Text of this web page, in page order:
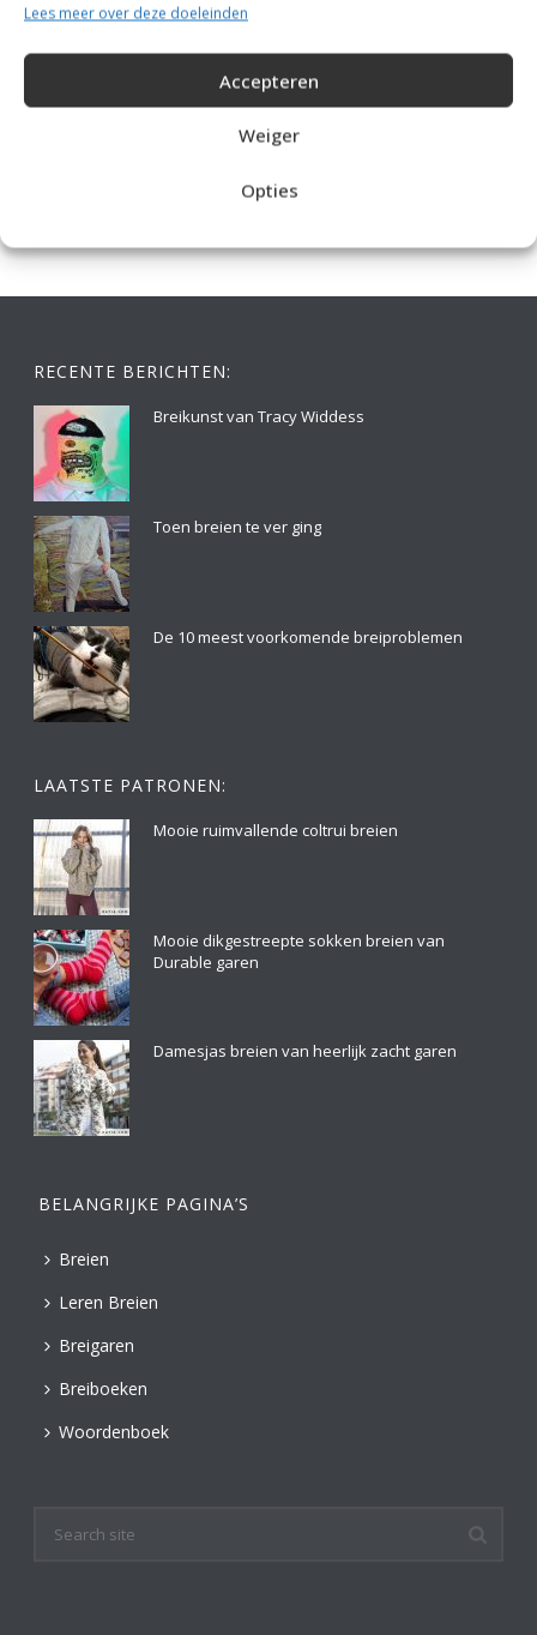
Lees meer over deze doeleinden
Accepteren
Weiger
Opties
RECENTE BERICHTEN:
Breikunst van Tracy Widdess
Toen breien te ver ging
De 10 meest voorkomende breiproblemen
LAATSTE PATRONEN:
Mooie ruimvallende coltrui breien
Mooie dikgestreepte sokken breien van
Durable garen
Damesjas breien van heerlijk zacht garen
BELANGRIJKE PAGINA’S
Breien
Leren Breien
Breigaren
Breiboeken
Woordenboek